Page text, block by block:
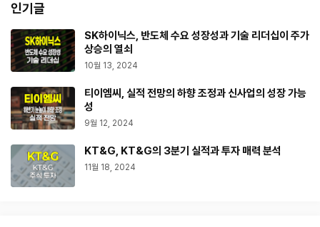
인기글
SK하이닉스, 반도체 수요 성장성과 기술 리더십이 주가
상승의 열쇠
10월 13, 2024
티이엠씨, 실적 전망의 하향 조정과 신사업의 성장 가능
성
9월 12, 2024
KT&G, KT&G의 3분기 실적과 투자 매력 분석
11월 18, 2024